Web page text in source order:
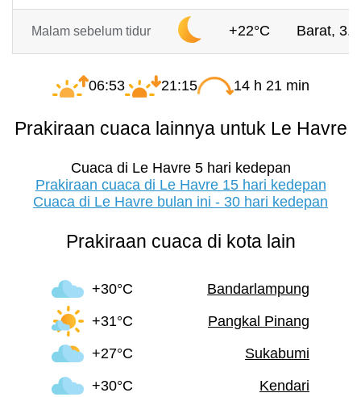
Malam sebelum tidur +22°C Barat,
06:53 21:15 14 h 21 min
Prakiraan cuaca lainnya untuk Le Havre
Cuaca di Le Havre 5 hari kedepan
Prakiraan cuaca di Le Havre 15 hari kedepan
Cuaca di Le Havre bulan ini - 30 hari kedepan
Prakiraan cuaca di kota lain
+30°C
Bandarlampung
+31°C
Pangkal Pinang
+27°C
Sukabumi
+30°C
Kendari